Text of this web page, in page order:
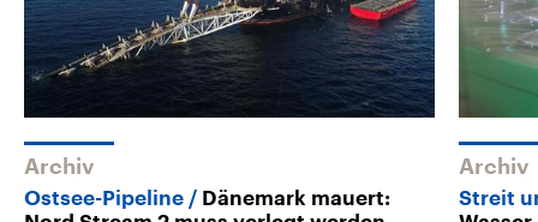
Archiv
Ostsee-Pipeline
Dänemark mauert:
Archiv
Streit